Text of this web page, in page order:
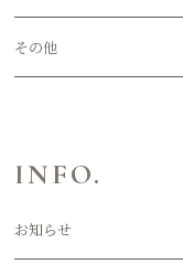
その他
INFO.
お知らせ